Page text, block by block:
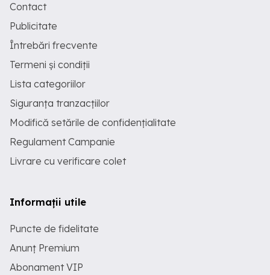
Contact
Publicitate
Întrebări frecvente
Termeni și condiții
Lista categoriilor
Siguranța tranzacțiilor
Modifică setările de confidențialitate
Regulament Campanie
Livrare cu verificare colet
Informații utile
Puncte de fidelitate
Anunț Premium
Abonament VIP